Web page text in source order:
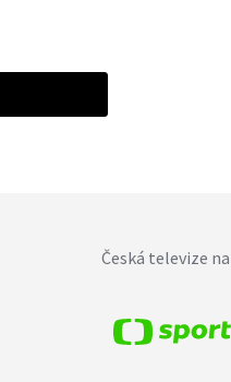
Česká televize